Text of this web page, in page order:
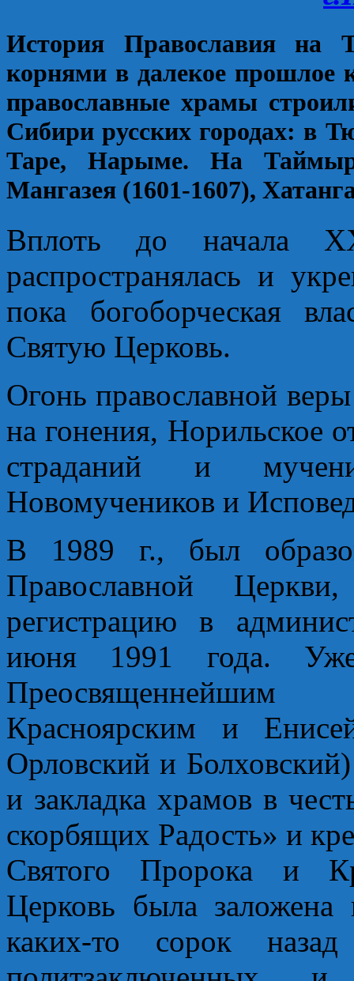
История Православия на
корнями в далекое прошлое
православные храмы
Сибири русских городах: в
Таре, Нарыме. На
Мангазея (1601-1607),
Вплоть до начала
распространялась и
пока богоборческая
Святую Церковь.
Огонь православной
на гонения, Норильское
страданий и
Новомучеников и
В 1989 г., был
Православной
регистрацию в
июня 1991 года.
Красноярским и
Орловский и
и закладка храмов в
скорбящих Радость» и
Святого Пророка и
Церковь была
каких-то сорок